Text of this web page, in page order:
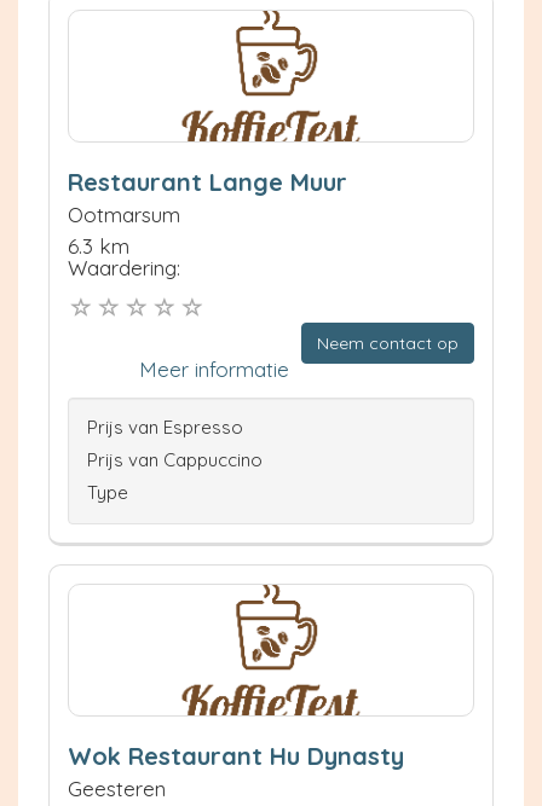
Restaurant Lange Muur
Ootmarsum
6.3 km
Waardering:
Neem contact op
Meer informatie
Prijs van Espresso
Prijs van Cappuccino
Type
Wok Restaurant Hu Dynasty
Geesteren